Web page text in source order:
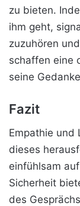
zu bieten.
ihm geht,
zuzuhören
schaffen eine
seine
Fazit
Empathie und
dieses
einfühlsam
Sicherheit
des